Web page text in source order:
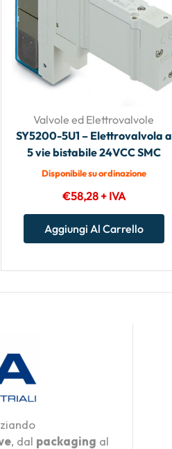
Valvole ed Elettrovalvole
SY5200-5U1 – Elettrovalvola a
5 vie bistabile 24VCC SMC
Disponibile su ordinazione
€58,28 + IVA
Aggiungi Al Carrello
, dal packaging al